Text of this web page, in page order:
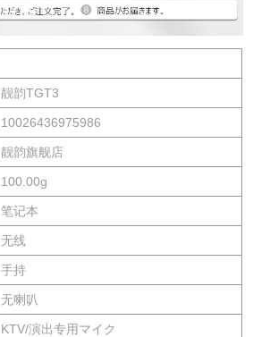
靓韵TGT3
10026436975986
靓韵旗舰店
100.00g
笔记本
无线
手持
无喇叭
KTV/演出专用マイク